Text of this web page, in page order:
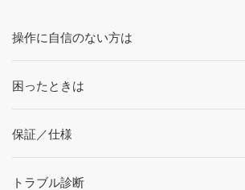
操作に自信のない方は
困ったときは
保証／仕様
トラブル診断